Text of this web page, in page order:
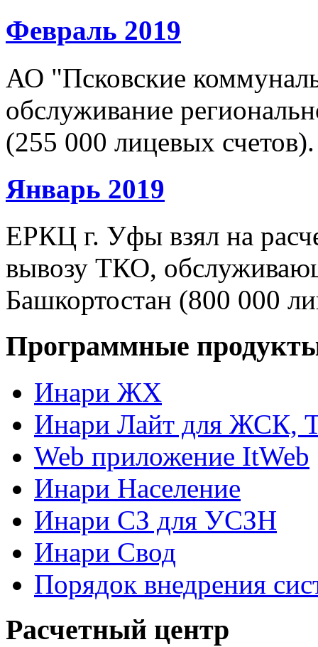
Февраль 2019
АО "Псковские
обслуживание
(255 000 лицевых счетов).
Январь 2019
ЕРКЦ г. Уфы взял на
вывозу ТКО,
Башкортостан (800 000
Программные
Инари ЖХ
Инари Лайт для
Web приложение ItWeb
Инари Население
Инари СЗ для УСЗН
Инари Свод
Порядок внедрения
Расчетный центр